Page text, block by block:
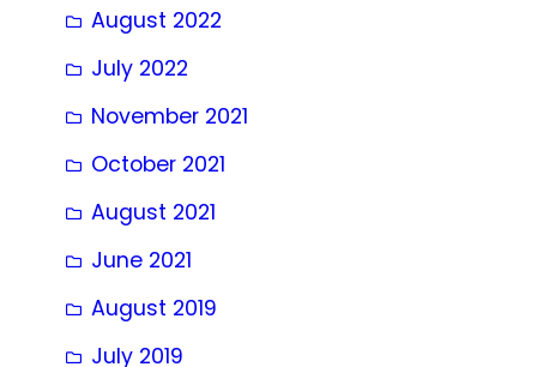
August 2022
July 2022
November 2021
October 2021
August 2021
June 2021
August 2019
July 2019